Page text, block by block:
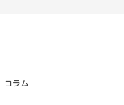
コラム